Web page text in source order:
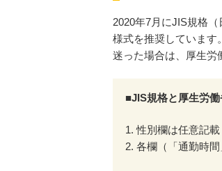
2020年7月にJIS規格
様式を推奨しています
迷った場合は、厚生労
■JIS規格と厚生労
1. 性別欄は任意記載
2. 各欄（「通勤時